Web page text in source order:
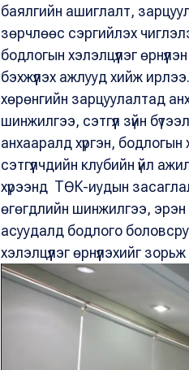
баялгийн ашиглалт,
зөрчлөөс сэргийлэх
бодлогын хэлэлцүүлэг
бэхжүүлэх ажлууд хийж
хөрөнгийн зарцуулалтад
шинжилгээ, сэтгүүл зүйн
анхааралд хүргэн, бодлогын
сэтгүүлчдийн клубийн үйл
хүрээнд ТӨК-иудын
өгөгдлийн шинжилгээ, эрэн
асуудалд бодлого
хэлэлцүүлэг өрнүүлэхийг